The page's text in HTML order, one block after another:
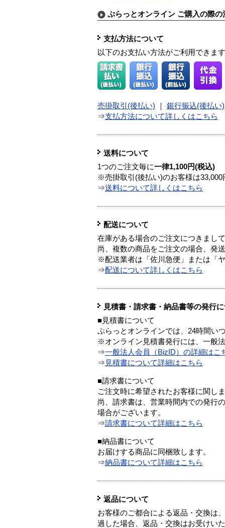
ぷらっとオンライン ご購入の際の
支払方法について
以下のお支払い方法がご利用できます
売掛取引(後払い) 銀行振込(後払い)
⇒支払方法について詳しくはこちら
送料について
1つのご注文毎に一律1,100円(税込)
※売掛取引(後払い)のお客様は33,000
⇒送料について詳しくはこちら
配送について
在庫がある場合のご注文につきまし
尚、複数の商品をご注文の場合、発
※配送業者は「佐川急便」または「
⇒配送について詳しくはこちら
見積書・請求書・納品書等の発行
■見積書について
ぷらっとオンラインでは、24時間い
※オンライン見積書発行には、一般
⇒一般法人会員（BizID）の詳細はこ
⇒ 見積書について詳細はこちら
■請求書について
ご注文時に希望されたお客様に関し
尚、請求書は、営業時間内での発行
場合がございます。
⇒請求書について詳細はこちら
■納品書について
お届けする商品に同梱致します。
⇒納品書について詳細はこちら
返品について
お客様のご都合による返品・交換は
過した場合、返品・交換はお受けいた